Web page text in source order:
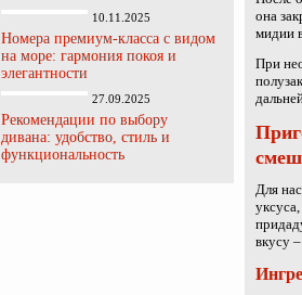
10.11.2025
Номера премиум-класса с видом
на море: гармония покоя и
элегантности
27.09.2025
Рекомендации по выбору
дивана: удобство, стиль и
функциональность
она
мидии
При
Для
вкусу